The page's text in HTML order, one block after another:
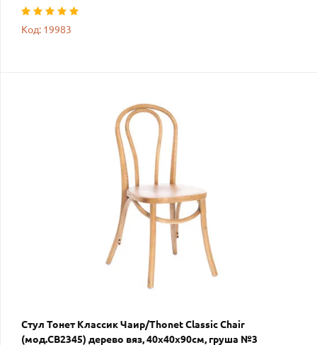
Код: 19983
Стул Тонет Классик Чаир/Thonet Classic Chair
(мод.CB2345) дерево вяз, 40х40х90см, груша №3